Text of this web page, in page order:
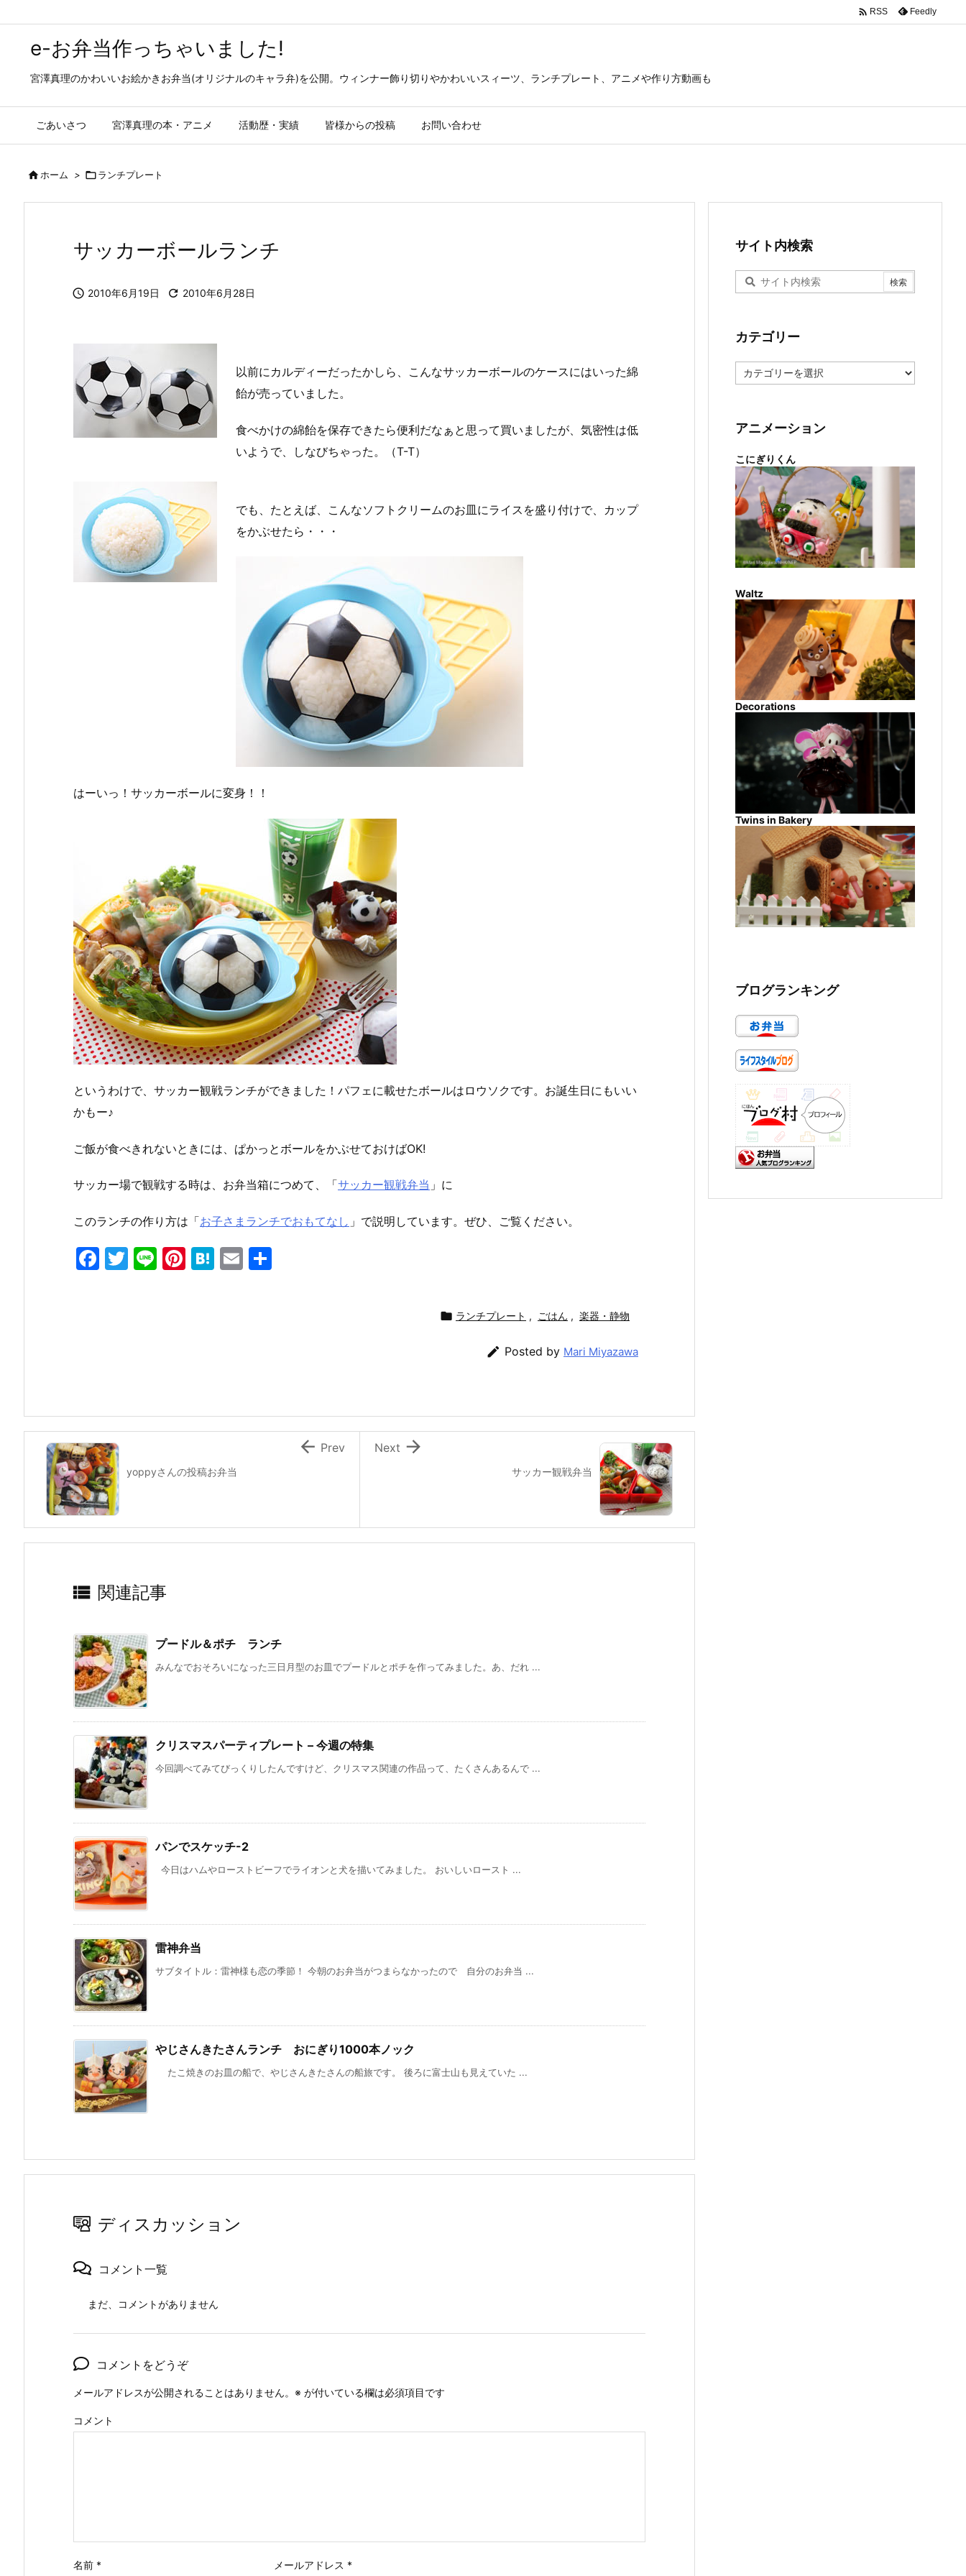
e-お弁当作っちゃいました!
宮澤真理のかわいいお絵かきお弁当(オリジナルのキャラ弁)を公開。ウィンナー飾り切りやかわいいスィーツ、ランチプレート、アニメや作り方動画も
ごあいさつ 宮澤真理の本・アニメ 活動歴・実績 皆様からの投稿 お問い合わせ
 RSS Feedly
ホーム > ランチプレート
サッカーボールランチ
 2010年6月19日  2010年6月28日
以前にカルディーだったかしら、こんなサッカーボールのケースにはいった綿
飴が売っていました。
食べかけの綿飴を保存できたら便利だなぁと思って買いましたが、気密性は低
いようで、しなびちゃった。（T-T）
でも、たとえば、こんなソフトクリームのお皿にライスを盛り付けで、カップ
をかぶせたら・・・
はーいっ！サッカーボールに変身！！
というわけで、サッカー観戦ランチができました！パフェに載せたボールはロウソクです。お誕生日にもいい
かもー♪
ご飯が食べきれないときには、ぱかっとボールをかぶせておけばOK!
サッカー場で観戦する時は、お弁当箱につめて、「サッカー観戦弁当 」に
このランチの作り方は「お子さまランチでおもてなし 」で説明しています。ぜひ、ご覧ください。
F
k
T
Li Pi H
E
 ランチプレート , ごはん , 楽器・静物
 Posted by Mari Miyazawa
サッカー観戦弁当

Next
yoppyさんの投稿お弁当
 Prev
 関連記事
プードル＆ポチ ランチ
みんなでおそろいになった三日月型のお皿でプードルとポチを作ってみました。あ、だれ ...
クリスマスパーティプレート – 今週の特集
今回調べてみてびっくりしたんですけど、クリスマス関連の作品って、たくさんあるんで ...
パンでスケッチ-2
今日はハムやローストビーフでライオンと犬を描いてみました。 おいしいロースト ...
雷神弁当
サブタイトル：雷神様も恋の季節！ 今朝のお弁当がつまらなかったので 自分のお弁当 ...
やじさんきたさんランチ おにぎり1000本ノック
たこ焼きのお皿の船で、やじさんきたさんの船旅です。 後ろに富士山も見えていた ...
ディスカッション
コメント一覧
まだ、コメントがありません
コメントをどうぞ
メールアドレスが公開されることはありません。 ※ が付いている欄は必須項目です
コメント
名前 * メールアドレス *
サイト内検索
カテゴリー
テ
ー
アニメーション
こにぎりくん
Waltz
Decorations
Twins in Bakery
ブログランキング